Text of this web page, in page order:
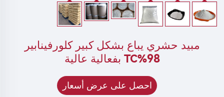
مبيد حشري يباع بشكل كبير كلورفينابير
98%TC بفعالية عالية
احصل على عرض أسعار